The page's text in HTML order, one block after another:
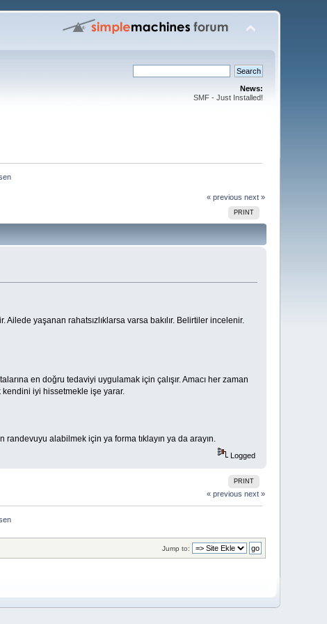
News:
SMF - Just Installed!
« previous next »
PRINT
yaşanan rahatsızlıklarsa varsa bakılır. Belirtiler incelenir.
en doğru tedaviyi uygulamak için çalışır. Amacı her zaman
kendini iyi hissetmekle işe yarar.
alabilmek için ya forma tıklayın ya da arayın.
Logged
PRINT
« previous next »
Jump to: